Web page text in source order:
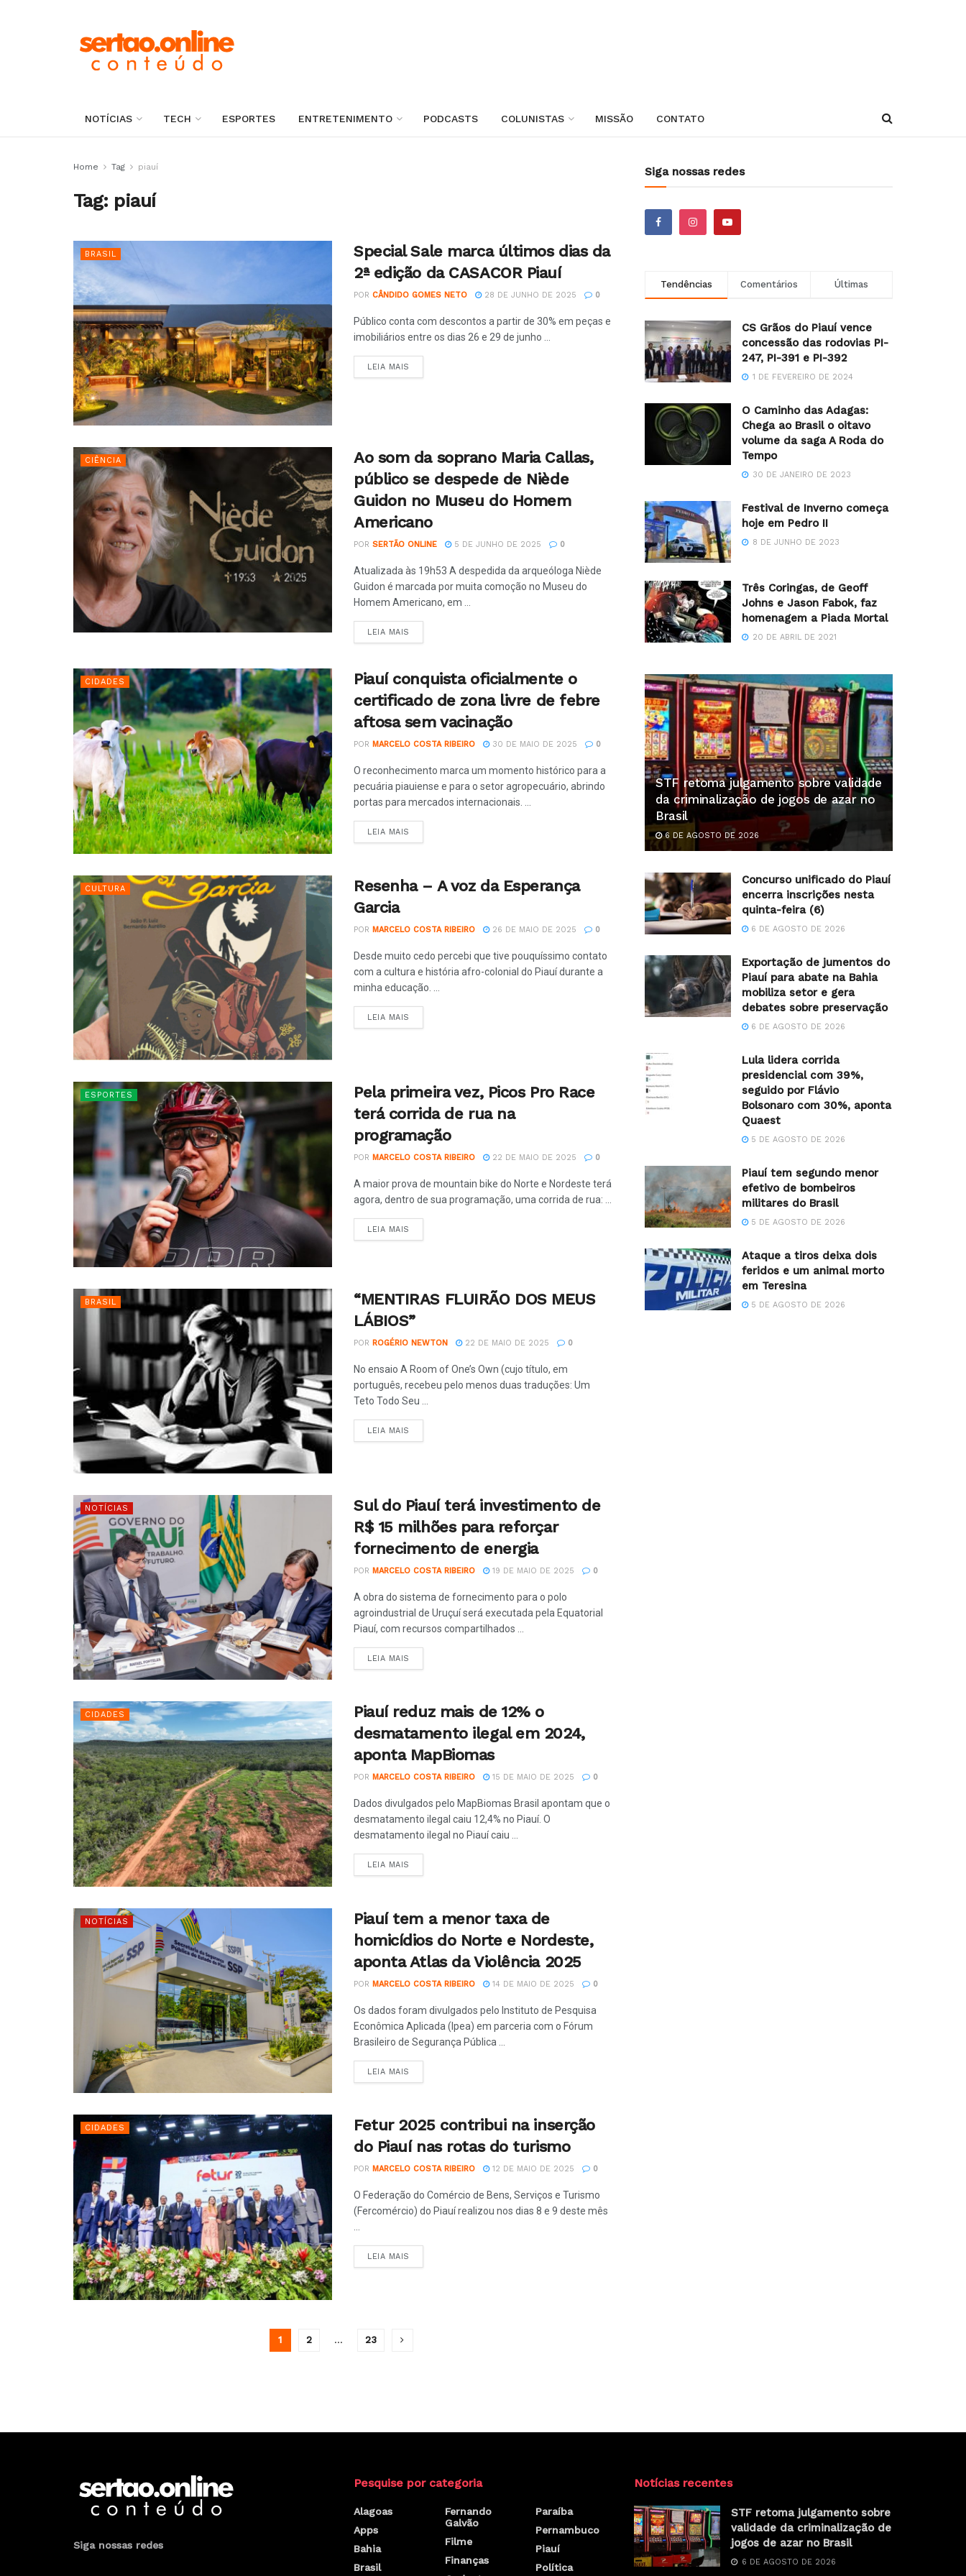
NOTÍCIAS TECH ESPORTES ENTRETENIMENTO PODCASTS COLUNISTAS MISSÃO CONTATO
Home Tag piauí
Tag: piauí
BRASIL
Special Sale marca últimos dias da
2ª edição da CASACOR Piauí
POR CÂNDIDO GOMES NETO 28 DE JUNHO DE 2025 0
Público conta com descontos a partir de 30% em peças e
imobiliários entre os dias 26 e 29 de junho ...
LEIA MAIS
CIÊNCIA
Ao som da soprano Maria Callas,
público se despede de Niède
Guidon no Museu do Homem
Americano
POR SERTÃO ONLINE 5 DE JUNHO DE 2025 0
Atualizada às 19h53 A despedida da arqueóloga Niède
Guidon é marcada por muita comoção no Museu do
Homem Americano, em ...
LEIA MAIS
CIDADES
Piauí conquista oficialmente o
certificado de zona livre de febre
aftosa sem vacinação
POR MARCELO COSTA RIBEIRO 30 DE MAIO DE 2025 0
O reconhecimento marca um momento histórico para a
pecuária piauiense e para o setor agropecuário, abrindo
portas para mercados internacionais. ...
LEIA MAIS
CULTURA
Resenha – A voz da Esperança
Garcia
POR MARCELO COSTA RIBEIRO 26 DE MAIO DE 2025 0
Desde muito cedo percebi que tive pouquíssimo contato
com a cultura e história afro-colonial do Piauí durante a
minha educação. ...
LEIA MAIS
ESPORTES
Pela primeira vez, Picos Pro Race
terá corrida de rua na
programação
POR MARCELO COSTA RIBEIRO 22 DE MAIO DE 2025 0
A maior prova de mountain bike do Norte e Nordeste terá
agora, dentro de sua programação, uma corrida de rua: ...
LEIA MAIS
BRASIL
“MENTIRAS FLUIRÃO DOS MEUS
LÁBIOS”
POR ROGÉRIO NEWTON 22 DE MAIO DE 2025 0
No ensaio A Room of One’s Own (cujo título, em
português, recebeu pelo menos duas traduções: Um
Teto Todo Seu ...
LEIA MAIS
NOTÍCIAS
Sul do Piauí terá investimento de
R$ 15 milhões para reforçar
fornecimento de energia
POR MARCELO COSTA RIBEIRO 19 DE MAIO DE 2025 0
A obra do sistema de fornecimento para o polo
agroindustrial de Uruçuí será executada pela Equatorial
Piauí, com recursos compartilhados ...
LEIA MAIS
CIDADES
Piauí reduz mais de 12% o
desmatamento ilegal em 2024,
aponta MapBiomas
POR MARCELO COSTA RIBEIRO 15 DE MAIO DE 2025 0
Dados divulgados pelo MapBiomas Brasil apontam que o
desmatamento ilegal caiu 12,4% no Piauí. O
desmatamento ilegal no Piauí caiu ...
LEIA MAIS
NOTÍCIAS
Piauí tem a menor taxa de
homicídios do Norte e Nordeste,
aponta Atlas da Violência 2025
POR MARCELO COSTA RIBEIRO 14 DE MAIO DE 2025 0
Os dados foram divulgados pelo Instituto de Pesquisa
Econômica Aplicada (Ipea) em parceria com o Fórum
Brasileiro de Segurança Pública ...
LEIA MAIS
CIDADES
Fetur 2025 contribui na inserção
do Piauí nas rotas do turismo
POR MARCELO COSTA RIBEIRO 12 DE MAIO DE 2025 0
O Federação do Comércio de Bens, Serviços e Turismo
(Fercomércio) do Piauí realizou nos dias 8 e 9 deste mês
LEIA MAIS
1 2 ... 23
Siga nossas redes
Tendências Comentários Últimas
CS Grãos do Piauí vence
concessão das rodovias PI-
247, PI-391 e PI-392
1 DE FEVEREIRO DE 2024
O Caminho das Adagas:
Chega ao Brasil o oitavo
volume da saga A Roda do
Tempo
30 DE JANEIRO DE 2023
Festival de Inverno começa
hoje em Pedro II
8 DE JUNHO DE 2023
Três Coringas, de Geoff
Johns e Jason Fabok, faz
homenagem a Piada Mortal
20 DE ABRIL DE 2021
STF retoma julgamento sobre validade
da criminalização de jogos de azar no
Brasil
6 DE AGOSTO DE 2026
Concurso unificado do Piauí
encerra inscrições nesta
quinta-feira (6)
6 DE AGOSTO DE 2026
Exportação de jumentos do
Piauí para abate na Bahia
mobiliza setor e gera
debates sobre preservação
6 DE AGOSTO DE 2026
Lula lidera corrida
presidencial com 39%,
seguido por Flávio
Bolsonaro com 30%, aponta
Quaest
5 DE AGOSTO DE 2026
Piauí tem segundo menor
efetivo de bombeiros
militares do Brasil
5 DE AGOSTO DE 2026
Ataque a tiros deixa dois
feridos e um animal morto
em Teresina
5 DE AGOSTO DE 2026
Siga nossas redes
Pesquise por categoria
Alagoas
Apps
Bahia
Brasil
Fernando
Galvão
Filme
Finanças
Paraíba
Pernambuco
Piauí
Política
Notícias recentes
STF retoma julgamento sobre
validade da criminalização de
jogos de azar no Brasil
6 DE AGOSTO DE 2026